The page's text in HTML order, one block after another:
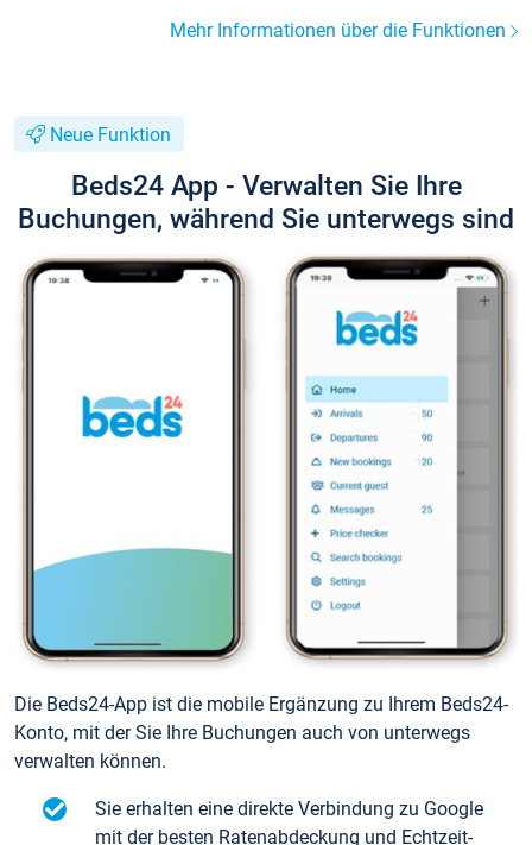
Mehr Informationen über die Funktionen
Neue Funktion
Beds24 App - Verwalten Sie Ihre
Buchungen, während Sie unterwegs sind
Die Beds24-App ist die mobile Ergänzung zu Ihrem Beds24-
Konto, mit der Sie Ihre Buchungen auch von unterwegs
verwalten können.
Sie erhalten eine direkte Verbindung zu Google
mit der besten Ratenabdeckung und Echtzeit-